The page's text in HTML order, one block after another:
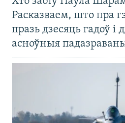
Расказваем, што пра
празь дзесяць гадоў і
асноўныя